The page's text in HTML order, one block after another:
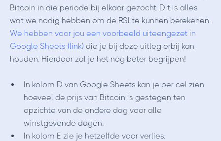
Bitcoin in die periode bij elkaar gezocht. Dit is alles
wat we nodig hebben om de RSI te kunnen berekenen.
We hebben voor jou een voorbeeld uiteengezet in
Google Sheets (link) die je bij deze uitleg erbij kan
houden. Hierdoor zal je het nog beter begrijpen!
In kolom D van Google Sheets kan je per cel zien
hoeveel de prijs van Bitcoin is gestegen ten
opzichte van de andere dag voor alle
winstgevende dagen.
In kolom E zie je hetzelfde voor verlies.